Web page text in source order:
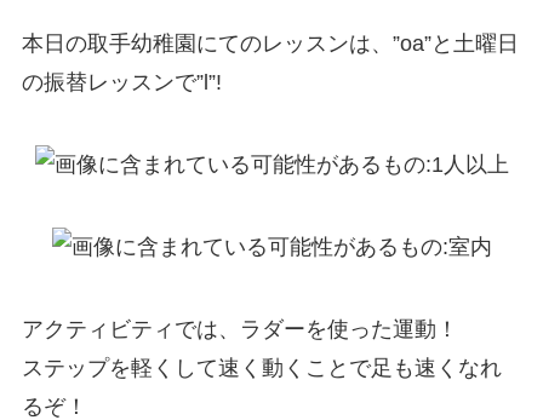
本日の取手幼稚園にてのレッスンは、”oa”と土曜日
の振替レッスンで”l”!
アクティビティでは、ラダーを使った運動！
ステップを軽くして速く動くことで足も速くなれ
るぞ！